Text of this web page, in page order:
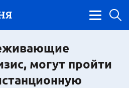
могут пройти